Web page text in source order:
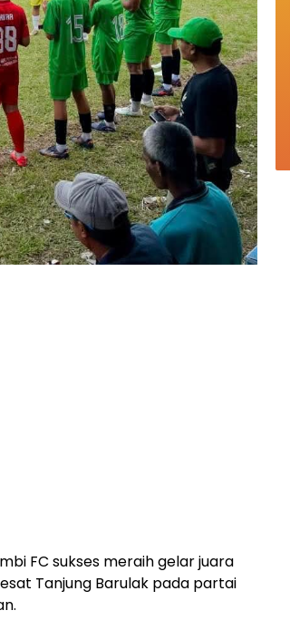
FC sukses meraih gelar juara
Tanjung Barulak pada partai